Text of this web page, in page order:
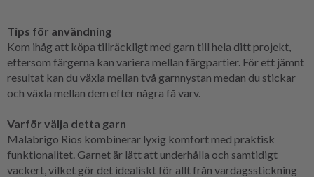
Tips för användning
Kom ihåg att köpa tillräckligt med garn till hela ditt projekt,
eftersom färgerna kan variera mellan färgpartier. För ett jämnt
resultat kan du växla mellan två garnnystan medan du stickar
och växla mellan dem efter några få varv.
Varför välja detta garn
Malabrigo Rios kombinerar lyxig komfort med praktisk
funktionalitet. Garnet är lätt att underhålla och samtidigt
vackert, vilket gör det idealiskt för allt från vardagsstickning